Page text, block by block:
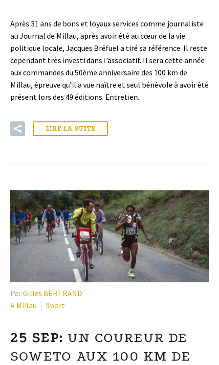
Après 31 ans de bons et loyaux services comme journaliste
au Journal de Millau, après avoir été au cœur de la vie
politique locale, Jacques Bréfuel a tiré sa référence. Il reste
cependant très investi dans l’associatif. Il sera cette année
aux commandes du 50ème anniversaire des 100 km de
Millau, épreuve qu’il a vue naître et seul bénévole à avoir été
présent lors des 49 éditions. Entretien.
LIRE LA SUITE
ParGilles BERTRAND
A Millau
Sport
25 SEP: UN COUREUR DE
SOWETO AUX 100 KM DE